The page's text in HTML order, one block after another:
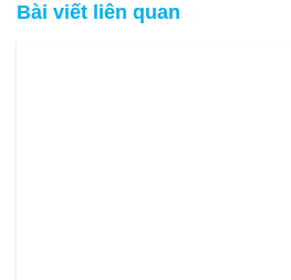
Bài viết liên quan